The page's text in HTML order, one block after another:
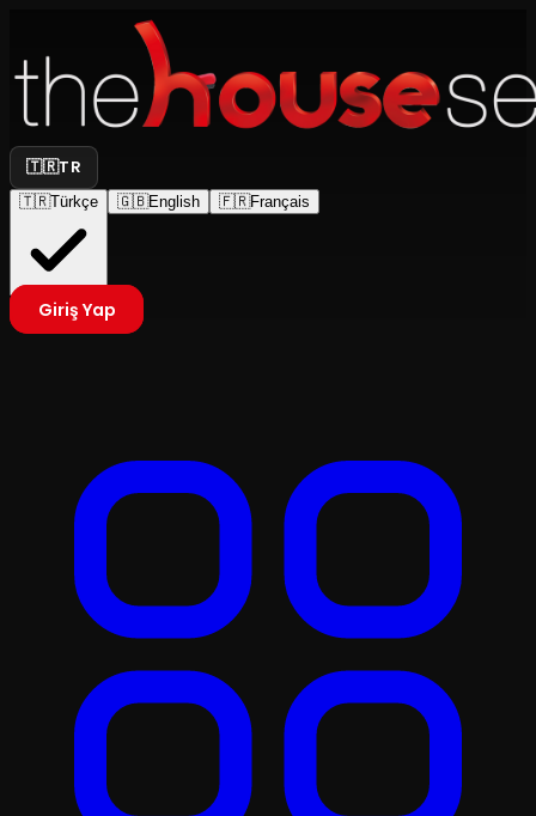
🇹🇷TR
🇹🇷Türkçe 🇬🇧English 🇫🇷Français
Giriş Yap